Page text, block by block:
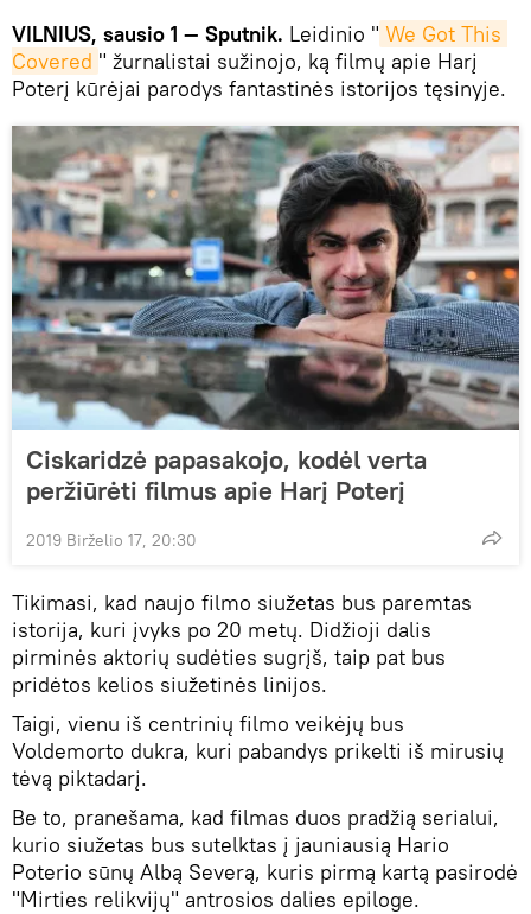
VILNIUS, sausio 1 — Sputnik. Leidinio " We Got This
Covered " žurnalistai sužinojo, ką filmų apie Harį
Poterį kūrėjai parodys fantastinės istorijos tęsinyje.
Ciskaridzė papasakojo, kodėl verta
peržiūrėti filmus apie Harį Poterį
2019 Birželio 17, 20:30
Tikimasi, kad naujo filmo siužetas bus paremtas
istorija, kuri įvyks po 20 metų. Didžioji dalis
pirminės aktorių sudėties sugrįš, taip pat bus
pridėtos kelios siužetinės linijos.
Taigi, vienu iš centrinių filmo veikėjų bus
Voldemorto dukra, kuri pabandys prikelti iš mirusių
tėvą piktadarį.
Be to, pranešama, kad filmas duos pradžią serialui,
kurio siužetas bus sutelktas į jauniausią Hario
Poterio sūnų Albą Severą, kuris pirmą kartą pasirodė
"Mirties relikvijų" antrosios dalies epiloge.